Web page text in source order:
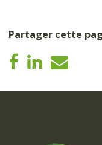
Partager cette